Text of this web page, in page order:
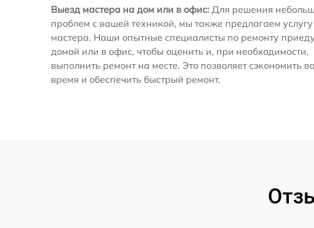
Выезд мастера на дом или в офис: Для решения
проблем с вашей техникой, мы также предлагаем
мастера. Наши опытные специалисты по ремонту
домой или в офис, чтобы оценить и, при необходимости,
выполнить ремонт на месте. Это позволяет сэкономить
время и обеспечить быстрый ремонт.